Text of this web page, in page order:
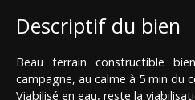
Descriptif du bien
Beau terrain constructible
campagne, au calme à 5 min du
Viabilisé en eau, reste la